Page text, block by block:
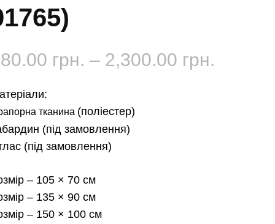
грн. – 2,300.00 грн.
тканина (поліестер)
(під замовлення)
(під замовлення)
– 105 × 70 см
– 135 × 90 см
– 150 × 100 см